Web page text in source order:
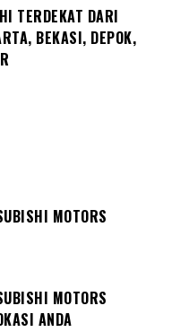
TERDEKAT DARI
BEKASI, DEPOK,
MOTORS
MOTORS
ANDA